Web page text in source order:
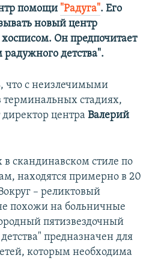
помощи "Радуга". Его
новый центр
Он предпочитает
детства".
что с неизлечимыми
стадиях,
центра Валерий
скандинавском стиле по
находятся примерно в 20
– реликтовый
похожи на больничные
пятизвездочный
предназначен для
которым необходима